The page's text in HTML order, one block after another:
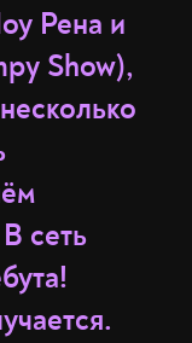
Рена и
Show),
сеть